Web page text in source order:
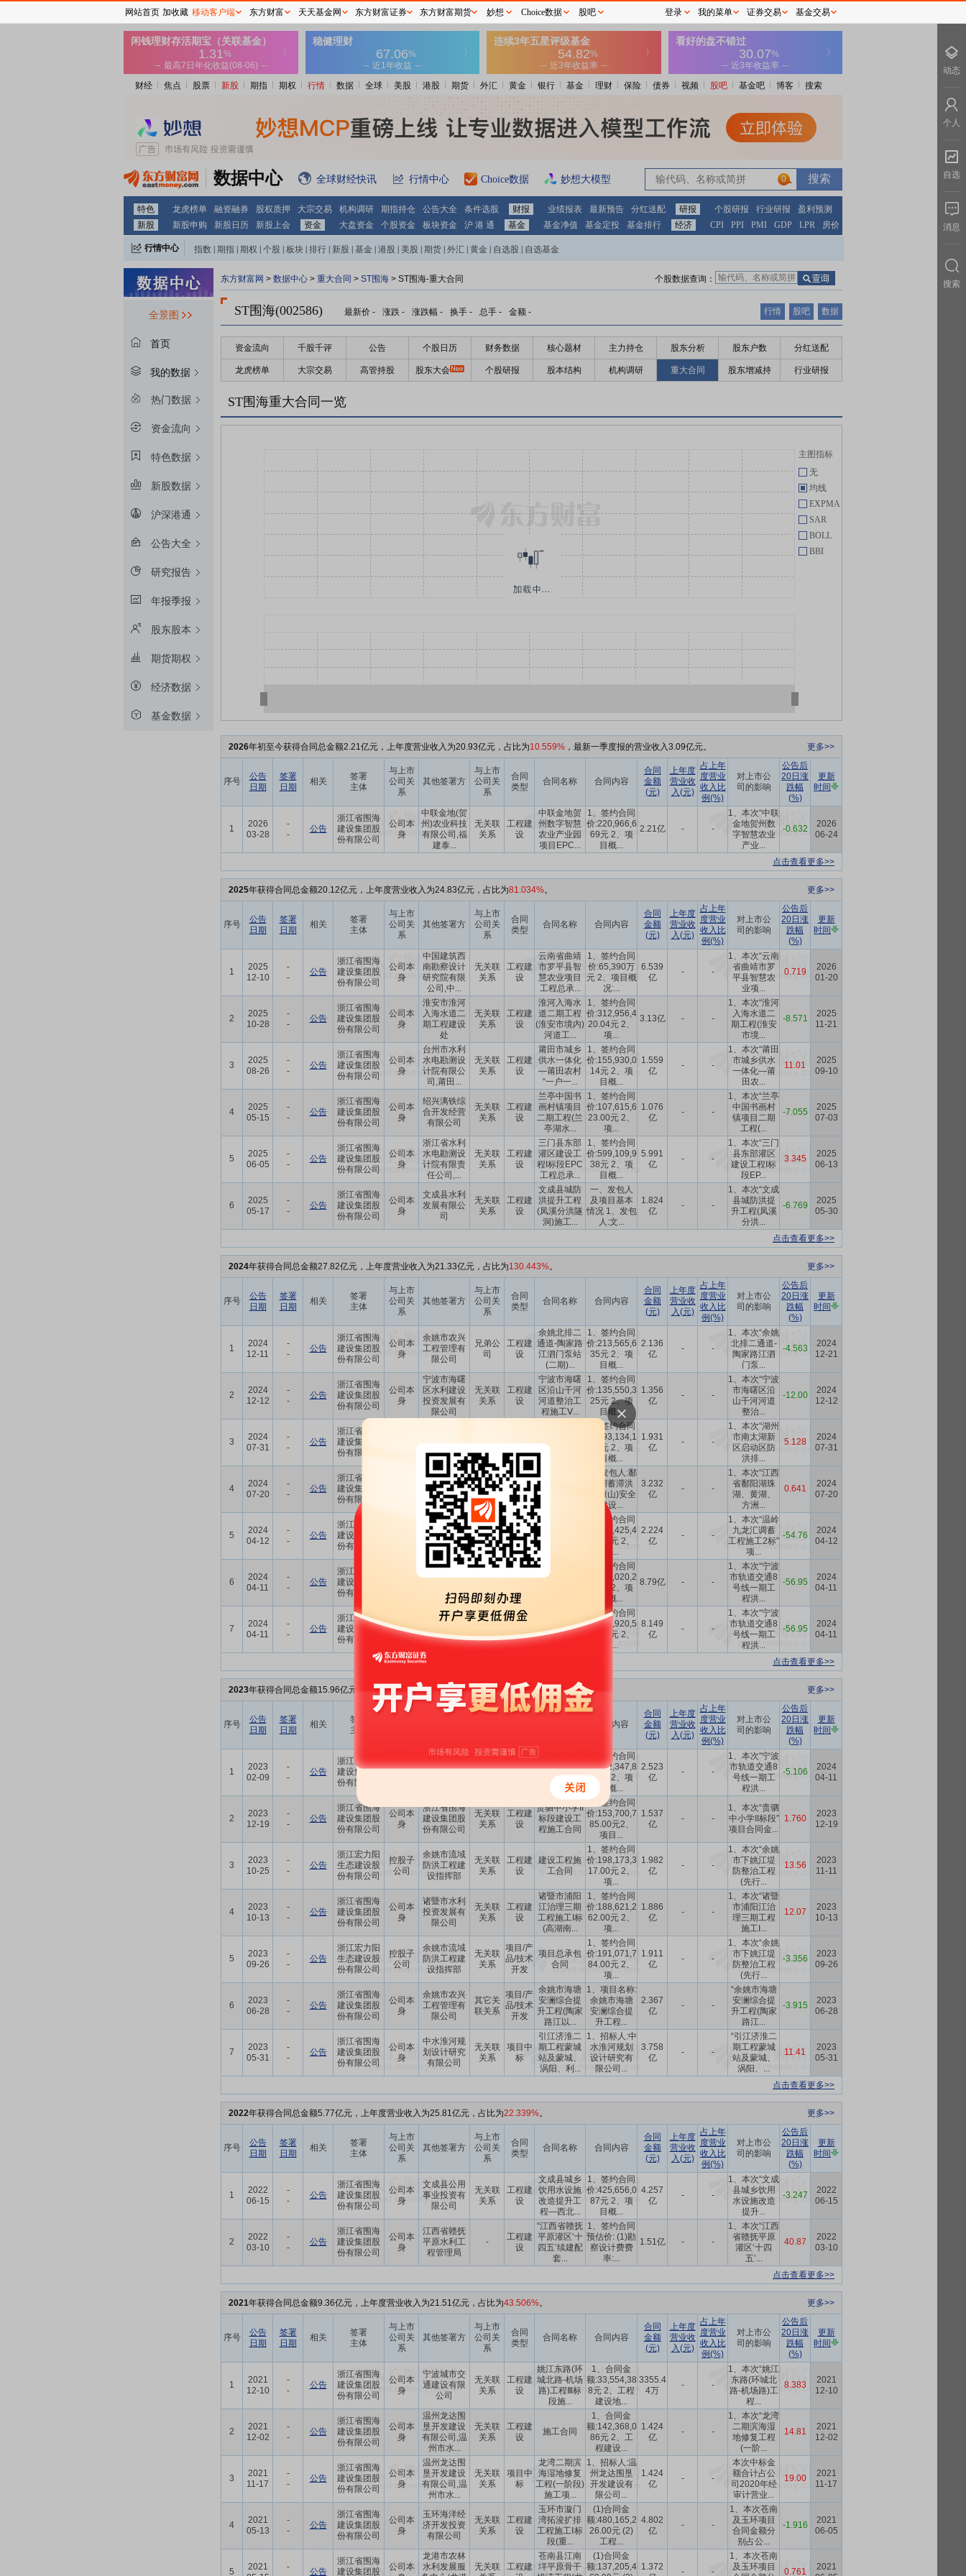
财经 焦点 股票 新股 期指 期权 行情 数据 全球 美股 港股 期货 外汇 黄金 银行 基金 理财 保险 债券 视频 股吧 基金吧 博客 搜索
数据中心 全球财经快讯 行情中心 Choice数据 妙想大模型 0
特色 龙虎榜单 融资融券 股权质押 大宗交易 机构调研 期指持仓 公告大全 条件选股 财报 业绩报表 最新预告 分红送配 研报 个股研报 行业研报
盈利预测
新股
新股申购 新股日历 新股上会 资金 大盘资金 个股资金 板块资金 沪 港 通 基金 基金净值 基金定投 基金排行 经济 CPI PPI PMI GDP LPR 房价
行情中心 指数 期指 期权 个股 板块 排行 新股 基金 港股 美股 期货 外汇 黄金 自选股 自选基金
全景图
首页
我的数据
热门数据
资金流向
特色数据
新股数据
沪深港通
公告大全
研究报告
年报季报
股东股本
期货期权
经济数据
基金数据
东方财富网 > 数据中心 > 重大合同 > ST围海 > ST围海-重大合同 个股数据查询：
ST围海(002586) 最新价 - 涨跌 - 涨跌幅 - 换手 - 总手 - 金额 - 行情 股吧 数据
资金流向 千股千评 公告 个股日历 财务数据 核心题材 主力持仓 股东分析 股东户数 分红送配
龙虎榜单 大宗交易 高管持股 股东大会 个股研报 股本结构 机构调研 重大合同 股东增减持 行业研报
ST围海重大合同一览
主图指标
无
均线
EXPMA
SAR
BOLL
BBI
2026年初至今获得合同总金额2.21亿元，上年度营业收入为20.93亿元，占比为10.559% ，最新一季度报的营业收入3.09亿元。 更多>>
序号
公告
日期
签署
日期
相关
签署
主体
与上市
公司关
系
其他签署方
与上市
公司关
系
合同
类型
合同名称 合同内容
合同
金额
(元)
上年度
营业收
入(元)
占上年
度营业
收入比
例(%)
对上市公
司的影响
公告后
20日涨
跌幅
(%)
更新
时间
1
2026
03-28
-
-
公告
浙江省围海
建设集团股
份有限公司
公司本
身
中联金地(贺
州)农业科技
有限公司,福
建泰...
无关联
关系
工程建
设
中联金地贺
州数字智慧
农业产业园
项目EPC...
1、签约合同
价:220,966,6
69元 2、项
目概...
2.21亿 - -
1、本次“中联
金地贺州数
字智慧农业
产业...
-0.632
2026
06-24
点击查看更多>>
2025年获得合同总金额20.12亿元，上年度营业收入为24.83亿元，占比为81.034%。 更多>>
序号
公告
日期
签署
日期
相关
签署
主体
与上市
公司关
系
其他签署方
与上市
公司关
系
合同
类型
合同名称 合同内容
合同
金额
(元)
上年度
营业收
入(元)
占上年
度营业
收入比
例(%)
对上市公
司的影响
公告后
20日涨
跌幅
(%)
更新
时间
1
2025
12-10
-
-
公告
浙江省围海
建设集团股
份有限公司
公司本
身
中国建筑西
南勘察设计
研究院有限
公司,中...
无关联
关系
工程建
设
云南省曲靖
市罗平县智
慧农业项目
工程总承...
1、签约合同
价:65,390万
元 2、项目概
况:...
6.539
亿
- -
1、本次“云南
省曲靖市罗
平县智慧农
业项...
0.719
2026
01-20
2
2025
10-28
-
-
公告
浙江省围海
建设集团股
份有限公司
公司本
身
淮安市淮河
入海水道二
期工程建设
处
无关联
关系
工程建
设
淮河入海水
道二期工程
(淮安市境内)
河道工...
1、签约合同
价:312,956,4
20.04元 2、
项...
3.13亿 - -
1、本次“淮河
入海水道二
期工程(淮安
市境...
-8.571
2025
11-21
3
2025
08-26
-
-
公告
浙江省围海
建设集团股
份有限公司
公司本
身
台州市水利
水电勘测设
计院有限公
司,莆田...
无关联
关系
工程建
设
莆田市城乡
供水一体化
—莆田农村
“一户一...
1、签约合同
价:155,930,0
14元 2、项
目概...
1.559
亿
- -
1、本次“莆田
市城乡供水
一体化—莆
田农...
11.01
2025
09-10
4
2025
05-15
-
-
公告
浙江省围海
建设集团股
份有限公司
公司本
身
绍兴漓铁综
合开发经营
有限公司
无关联
关系
工程建
设
兰亭中国书
画村镇项目
二期工程(兰
亭湖水...
1、签约合同
价:107,615,6
23.00元 2、
项...
1.076
亿
- -
1、本次“兰亭
中国书画村
镇项目二期
工程(...
-7.055
2025
07-03
5
2025
06-05
-
-
公告
浙江省围海
建设集团股
份有限公司
公司本
身
浙江省水利
水电勘测设
计院有限责
任公司,...
无关联
关系
工程建
设
三门县东部
灌区建设工
程I标段EPC
工程总承...
1、签约合同
价:599,109,9
38元 2、项
目概...
5.991
亿
- -
1、本次“三门
县东部灌区
建设工程I标
段EP...
3.345
2025
06-13
6
2025
05-17
-
-
公告
浙江省围海
建设集团股
份有限公司
公司本
身
文成县水利
发展有限公
司
无关联
关系
工程建
设
文成县城防
洪提升工程
(凤溪分洪隧
洞)施工...
一、发包人
及项目基本
情况 1、发包
人:文...
1.824
亿
- -
1、本次“文成
县城防洪提
升工程(凤溪
分洪...
-6.769
2025
05-30
点击查看更多>>
2024年获得合同总金额27.82亿元，上年度营业收入为21.33亿元，占比为130.443%。 更多>>
序号
公告
日期
签署
日期
相关
签署
主体
与上市
公司关
系
其他签署方
与上市
公司关
系
合同
类型
合同名称 合同内容
合同
金额
(元)
上年度
营业收
入(元)
占上年
度营业
收入比
例(%)
对上市公
司的影响
公告后
20日涨
跌幅
(%)
更新
时间
1
2024
12-11
-
-
公告
浙江省围海
建设集团股
份有限公司
公司本
身
余姚市农兴
工程管理有
限公司
兄弟公
司
工程建
设
余姚北排二
通道-陶家路
江泗门泵站
(二期)...
1、签约合同
价:213,565,6
35元 2、项
目概...
2.136
亿
- -
1、本次“余姚
北排二通道-
陶家路江泗
门泵...
-4.563
2024
12-21
2
2024
12-12
-
-
公告
浙江省围海
建设集团股
份有限公司
公司本
身
宁波市海曙
区水利建设
投资发展有
限公司
无关联
关系
工程建
设
宁波市海曙
区沿山干河
河道整治工
程施工Ⅴ...
1、签约合同
价:135,550,3
25元 2、项
目概...
1.356
亿
- -
1、本次“宁波
市海曙区沿
山干河河道
整治...
-12.00
2024
12-12
3
2024
07-31
-
-
公告
浙江省围海
建设集团股
份有限公司
浙江南...
区防洪排涝
1、签约合同
价:193,134,1
68元 2、项
目概...
1.931
亿
- -
1、本次“湖州
市南太湖新
区启动区防
洪排...
5.128
2024
07-31
4
2024
07-20
-
-
公告
浙江省围海
建设集团股
份有限公司
鄱阳湖蓄滞
洪区(康山)安
全建设工程
建设项...
无关联
关系
工程建
设
湖珠湖、黄
湖、方洲斜
1、发包人:鄱
阳湖蓄滞洪
区(康山)安全
建设...
3.232
亿
- -
1、本次“江西
省鄱阳湖珠
湖、黄湖、
方洲...
0.641
2024
07-20
5
2024
04-12
-
-
公告
浙江省围海
建设集团股
份有限公司
温岭市水利
工程开发有
限公司
无关联
关系
项目/产
品/技术
开发
温岭九龙汇
调蓄工程施
1、签约合同
价:222,425,4
58.00元 2、
项...
2.224
亿
- -
1、本次“温岭
九龙汇调蓄
工程施工2标”
项...
-54.76
2024
04-12
6
2024
04-11
-
-
公告
浙江省围海
建设集团股
份有限公司
宁波市轨道
交通集团有
十局集...
无关联
工程建
宁波市轨道
交通8号线一
1、签约合同
价:879,020,2
78元 2、项
目概...
8.79亿 - -
1、本次“宁波
市轨道交通8
号线一期工
程洪...
-56.95
2024
04-11
7
2024
04-11
-
-
公告
浙江省围海
建设集团股
份有限公司
公司本
身
宁波市十号
线市域铁路
发展有限公
司,中铁...
无关联
关系
工程建
设
市域(郊)铁路
工程龙山车
1、签约合同
价:814,920,5
00.00元 2、
项...
8.149
亿
- -
1、本次“宁波
市轨道交通8
号线一期工
程洪...
-56.95
2024
04-11
点击查看更多>>
2023年获得合同总金额15.96亿元，上年度营业收入为25.60亿元，占比为62.359%。 更多>>
序号
公告
日期
签署
日期
相关
签署
主体
与上市
与上市
合同内容
合同
金额
(元)
上年度
营业收
入(元)
占上年
度营业
收入比
例(%)
对上市公
司的影响
公告后
20日涨
跌幅
(%)
更新
时间
1
2023
02-09
-
-
公告
浙江省围海
建设集团股
份有限公司
公司本
宁波高新区
开发投资有
无关联
工程建
宁波高新区
金融投创中
心项目合同
1、签约合同
价:252,347,8
91元 2、项
目概...
2.523
亿
- -
1、本次“宁波
市轨道交通8
号线一期工
程洪...
-5.106
2024
04-11
2
2023
12-19
-
-
公告
浙江省围海
建设集团股
份有限公司
公司本
身
浙江省围海
建设集团股
份有限公司
无关联
关系
工程建
设
贵驷中小学II
标段建设工
程施工合同
1、签约合同
价:153,700,7
85.00元2、
项目...
1.537
亿
- -
1、本次“贵驷
中小学II标段”
项目合同金...
1.760
2023
12-19
3
2023
10-25
-
-
公告
浙江宏力阳
生态建设股
份有限公司
控股子
公司
余姚市流域
防洪工程建
设指挥部
无关联
关系
工程建
设
建设工程施
工合同
1、签约合同
价:198,173,3
17.00元 2、
项...
1.982
亿
- -
1、本次“余姚
市下姚江堤
防整治工程
(先行...
13.56
2023
11-11
4
2023
10-13
-
-
公告
浙江省围海
建设集团股
份有限公司
公司本
身
诸暨市水利
投资发展有
限公司
无关联
关系
工程建
设
诸暨市浦阳
江治理三期
工程施工I标
(高湖南...
1、签约合同
价:188,621,2
62.00元 2、
项...
1.886
亿
- -
1、本次“诸暨
市浦阳江治
理三期工程
施工I...
12.07
2023
10-13
5
2023
09-26
-
-
公告
浙江宏力阳
生态建设股
份有限公司
控股子
公司
余姚市流域
防洪工程建
设指挥部
无关联
关系
项目/产
品/技术
开发
项目总承包
合同
1、签约合同
价:191,071,7
84.00元 2、
项...
1.911
亿
- -
1、本次“余姚
市下姚江堤
防整治工程
(先行...
-3.356
2023
09-26
6
2023
06-28
-
-
公告
浙江省围海
建设集团股
份有限公司
公司本
身
余姚市农兴
工程管理有
限公司
其它关
联关系
项目/产
品/技术
开发
余姚市海塘
安澜综合提
升工程(陶家
路江以...
1、项目名称:
余姚市海塘
安澜综合提
升工程...
2.367
亿
- -
“余姚市海塘
安澜综合提
升工程(陶家
路江...
-3.915
2023
06-28
7
2023
05-31
-
-
公告
浙江省围海
建设集团股
份有限公司
公司本
身
中水淮河规
划设计研究
有限公司
无关联
关系
项目中
标
引江济淮二
期工程蒙城
站及蒙城、
涡阳、利...
1、招标人:中
水淮河规划
设计研究有
限公司...
3.758
亿
- -
“引江济淮二
期工程蒙城
站及蒙城、
涡阳、...
11.41
2023
05-31
点击查看更多>>
2022年获得合同总金额5.77亿元，上年度营业收入为25.81亿元，占比为22.339%。 更多>>
序号
公告
日期
签署
日期
相关
签署
主体
与上市
公司关
系
其他签署方
与上市
公司关
系
合同
类型
合同名称 合同内容
合同
金额
(元)
上年度
营业收
入(元)
占上年
度营业
收入比
例(%)
对上市公
司的影响
公告后
20日涨
跌幅
(%)
更新
时间
1
2022
06-15
-
-
公告
浙江省围海
建设集团股
份有限公司
公司本
身
文成县公用
事业投资有
限公司
无关联
关系
工程建
设
文成县城乡
饮用水设施
改造提升工
程—西北...
1、签约合同
价:425,656,0
87元 2、项
目概...
4.257
亿
- -
1、本次“文成
县城乡饮用
水设施改造
提升...
-3.247
2022
06-15
2
2022
03-10
-
-
公告
浙江省围海
建设集团股
份有限公司
公司本
身
江西省赣抚
平原水利工
程管理局
-
工程建
设
“江西省赣抚
平原灌区‘十
四五’续建配
套...
1、签约合同
预估价: (1)勘
察设计费费
率:...
1.51亿 - -
1、本次“江西
省赣抚平原
灌区‘十四
五’...
40.87
2022
03-10
点击查看更多>>
2021年获得合同总金额9.36亿元，上年度营业收入为21.51亿元，占比为43.506%。 更多>>
序号
公告
日期
签署
日期
相关
签署
主体
与上市
公司关
系
其他签署方
与上市
公司关
系
合同
类型
合同名称 合同内容
合同
金额
(元)
上年度
营业收
入(元)
占上年
度营业
收入比
例(%)
对上市公
司的影响
公告后
20日涨
跌幅
(%)
更新
时间
1
2021
12-10
-
-
公告
浙江省围海
建设集团股
份有限公司
公司本
身
宁波城市交
通建设有限
公司
无关联
关系
工程建
设
姚江东路(环
城北路-机场
路)工程Ⅲ标
段施...
1、合同金
额:33,554,38
8元 2、工程
建设地...
3355.4
4万
- -
1、本次“姚江
东路(环城北
路-机场路)工
程...
8.383
2021
12-10
2
2021
12-02
-
-
公告
浙江省围海
建设集团股
份有限公司
公司本
身
温州龙达围
垦开发建设
有限公司,温
州市水...
无关联
关系
工程建
设
施工合同
1、合同金
额:142,368,0
86元 2、工
程建设...
1.424
亿
- -
1、本次“龙湾
二期滨海湿
地修复工程
(一阶...
14.81
2021
12-02
3
2021
11-17
-
-
公告
浙江省围海
建设集团股
份有限公司
公司本
身
温州龙达围
垦开发建设
有限公司,温
州市水...
无关联
关系
项目中
标
龙湾二期滨
海湿地修复
工程(一阶段)
施工项...
1、招标人:温
州龙达围垦
开发建设有
限公司...
1.424
亿
- -
本次中标金
额合计占公
司2020年经
审计营业...
19.00
2021
11-17
4
2021
05-13
-
-
公告
浙江省围海
建设集团股
份有限公司
公司本
身
玉环海洋经
济开发投资
有限公司
无关联
关系
工程建
设
玉环市漩门
湾拓浚扩排
工程施工Ⅰ标
段(重...
(1)合同金
额:480,165,2
26.00元 (2)
工程...
4.802
亿
- -
1、本次苍南
及玉环项目
合同金额分
别占公...
-1.916
2021
06-05
5
2021
-
公告
浙江省围海
建设集团股
公司本
龙港市农林
水利发展服
无关联
工程建
苍南县江南
垟平原骨干
(1)合同金
额:137,205,4 1.372
- -
1、本次苍南
及玉环项目
0.761
2021
网站首页 加收藏 移动客户端 东方财富 天天基金网 东方财富证券 东方财富期货 妙想 Choice数据 股吧 登录 我的菜单 证券交易 基金交易
动态
个人
自选
消息
搜索